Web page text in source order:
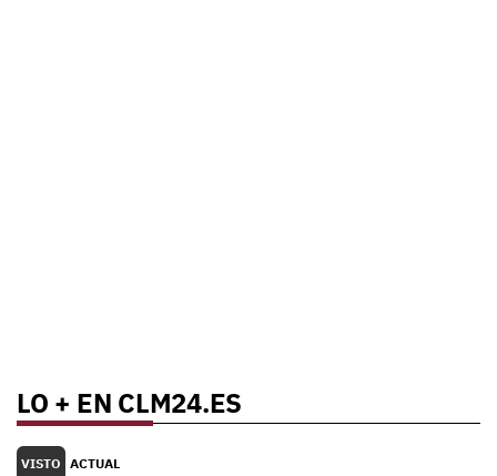
LO + EN CLM24.ES
VISTO ACTUAL